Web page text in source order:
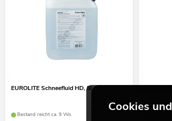
EUROLITE Schneefluid HD, 5l
Bestand reicht ca. 9 Wo.
Cookies